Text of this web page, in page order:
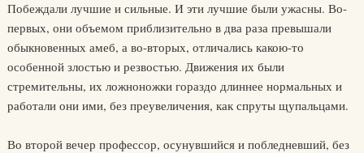
Побеждали лучшие и сильные. И эти лучшие были ужасны. Во-
первых, они объемом приблизительно в два раза превышали
обыкновенных амеб, а во-вторых, отличались какою-то
особенной злостью и резвостью. Движения их были
стремительны, их ложноножки гораздо длиннее нормальных и
работали они ими, без преувеличения, как спруты щупальцами.
Во второй вечер профессор, осунувшийся и побледневший, без